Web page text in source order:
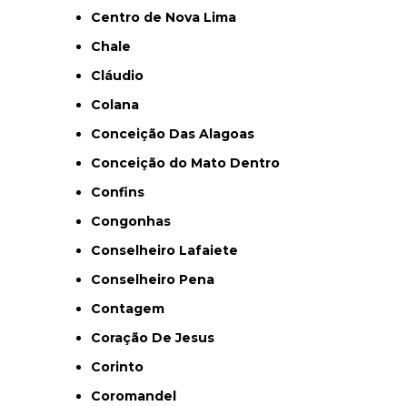
Centro de Nova Lima
Chale
Cláudio
Colana
Conceição Das Alagoas
Conceição do Mato Dentro
Confins
Congonhas
Conselheiro Lafaiete
Conselheiro Pena
Contagem
Coração De Jesus
Corinto
Coromandel